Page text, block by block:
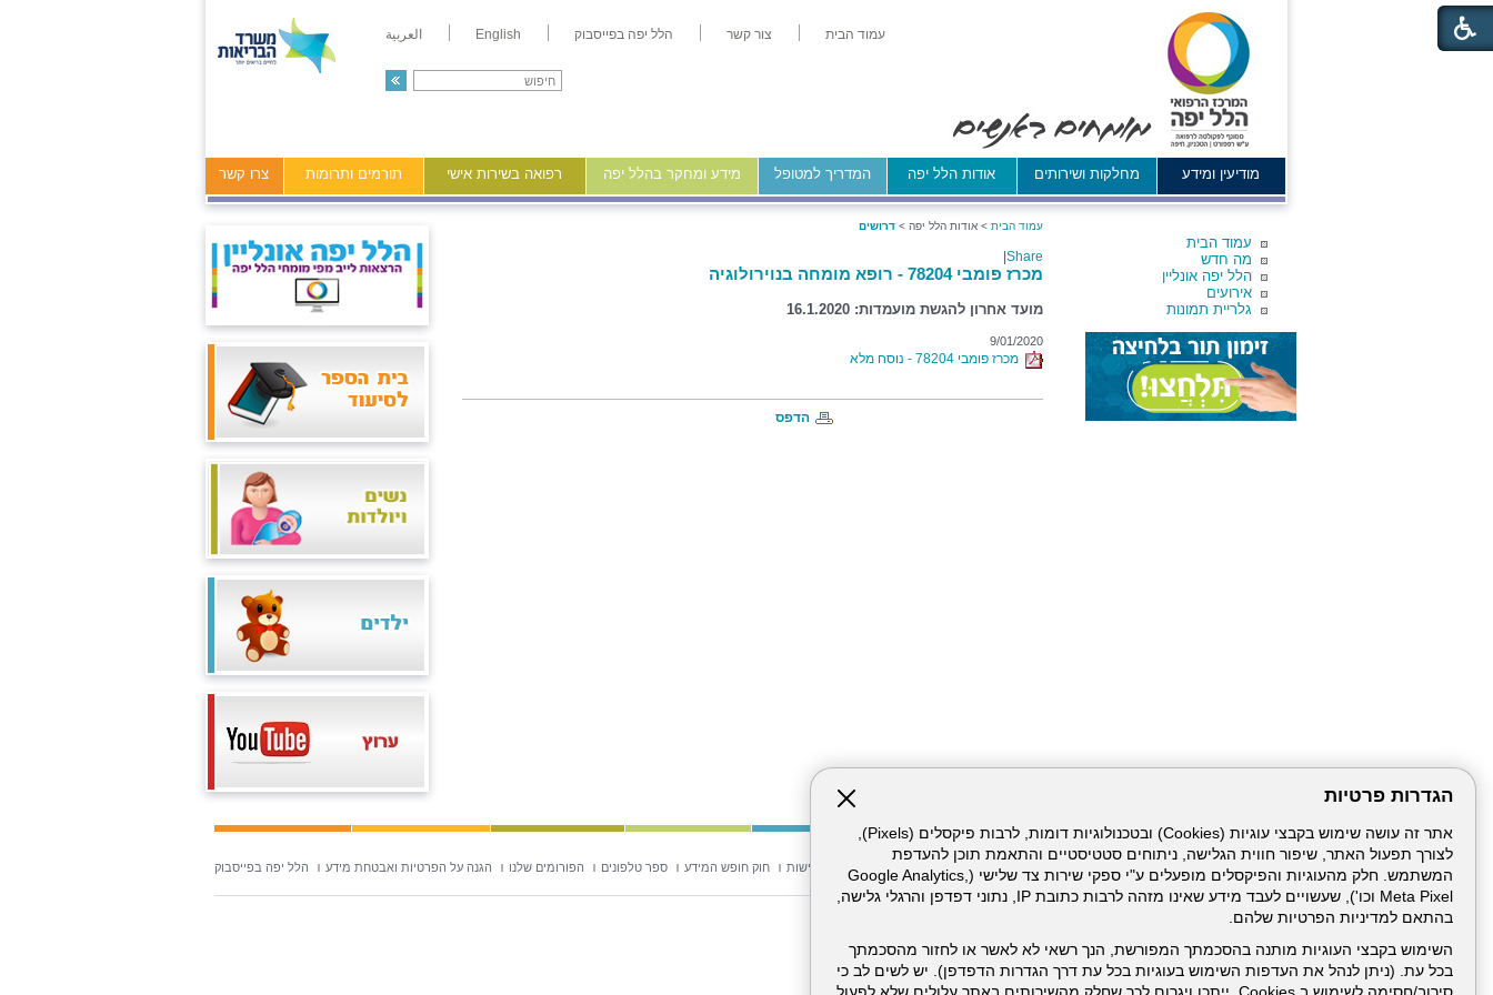
הגדרות פרטיות
אתר זה עושה שימוש בקבצי עוגיות (Cookies) ובטכנולוגיות דומות, לרבות פיקסלים (Pixels),
לצורך תפעול האתר, שיפור חווית הגלישה, ניתוחים סטטיסטיים והתאמת תוכן להעדפת
המשתמש. חלק מהעוגיות והפיקסלים מופעלים ע"י ספקי שירות צד שלישי (Google Analytics,
Meta Pixel וכו'), שעשויים לעבד מידע שאינו מזהה לרבות כתובת IP, נתוני דפדפן והרגלי גלישה,
בהתאם למדיניות הפרטיות שלהם.
השימוש בקבצי העוגיות מותנה בהסכמתך המפורשת, הנך רשאי לא לאשר או לחזור מהסכמתך
בכל עת. (ניתן לנהל את העדפות השימוש בעוגיות בכל עת דרך הגדרות הדפדפן). יש לשים לב כי
עמוד הבית צור קשר הלל יפה בפייסבוק English العربية
מודיעין ומידע מחלקות ושירותים אודות הלל יפה המדריך למטופל מידע ומחקר בהלל יפה רפואה בשירות אישי תורמים ותרומות צרו קשר
עמוד הבית
מה חדש
הלל יפה אונליין
אירועים
גלריית תמונות
עמוד הבית > אודות הלל יפה > דרושים
Share
מכרז פומבי 78204 - רופא מומחה בנוירולוגיה
מועד אחרון להגשת מועמדות: 16.1.2020
9/01/2020
מכרז פומבי 78204 - נוסח מלא
הדפס
תנאי שימוש באתר מפת אתר הצהרת נגישות חוק חופש המידע ספר טלפונים הפורומים שלנו הגנה על הפרטיות ואבטחת מידע הלל יפה בפייסבוק
ניהול תכנים: